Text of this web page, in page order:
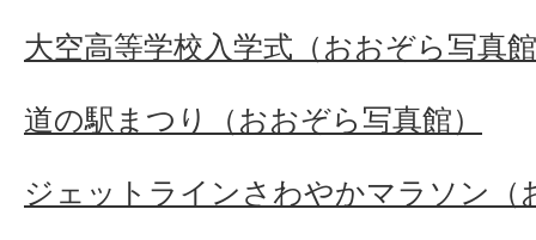
大空高等学校入学式（おおぞら写真
道の駅まつり（おおぞら写真館）
ジェットラインさわやかマラソン（